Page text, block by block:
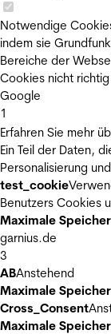
Notwendige
indem sie
Bereiche der
Cookies nicht
Google
1
Erfahren Sie mehr
Ein Teil der Daten,
Personalisierung
test_cookie
Benutzers Cookies
Maximale
garnius.de
3
ABAnstehend
Maximale
Cross_Consent
Maximale